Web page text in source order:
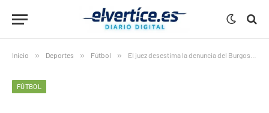
Inicio » Deportes » Fútbol » El juez desestima la denuncia del Burgos por alineación indebida
FÚTBOL